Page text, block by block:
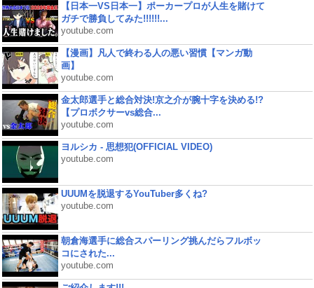
【日本一VS日本一】ポーカープロが人生を賭けて
ガチで勝負してみた!!!!!!...
youtube.com
【漫画】凡人で終わる人の悪い習慣【マンガ動
画】
youtube.com
金太郎選手と総合対決!京之介が腕十字を決める!?
【プロボクサーvs総合...
youtube.com
ヨルシカ - 思想犯(OFFICIAL VIDEO)
youtube.com
UUUMを脱退するYouTuber多くね?
youtube.com
朝倉海選手に総合スパーリング挑んだらフルボッ
コにされた...
youtube.com